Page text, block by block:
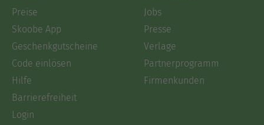
Preise
Skoobe App
Geschenkgutscheine
Code einlösen
Hilfe
Barrierefreiheit
Login
Jobs
Presse
Verlage
Partnerprogramm
Firmenkunden